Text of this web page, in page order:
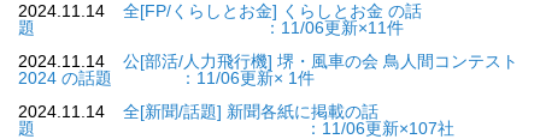
2024.11.14
全[FP/くらしとお金] くらしとお金 の話
題 ：11/06更新×11件
2024.11.14
公[部活/人力飛行機] 堺・風車の会 鳥人間コンテスト
2024 の話題 ：11/06更新× 1件
2024.11.14
全[新聞/話題] 新聞各紙に掲載の話
題 ：11/06更新×107社